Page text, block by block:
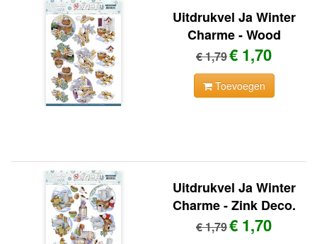
Uitdrukvel Ja Winter
Charme - Wood
€ 1,79€ 1,70
Toevoegen
Uitdrukvel Ja Winter
Charme - Zink Deco.
€ 1,79€ 1,70